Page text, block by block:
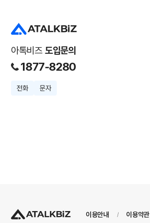
아톡비즈 도입문의
1877-8280
전화 문자
이용안내 / 이용약관